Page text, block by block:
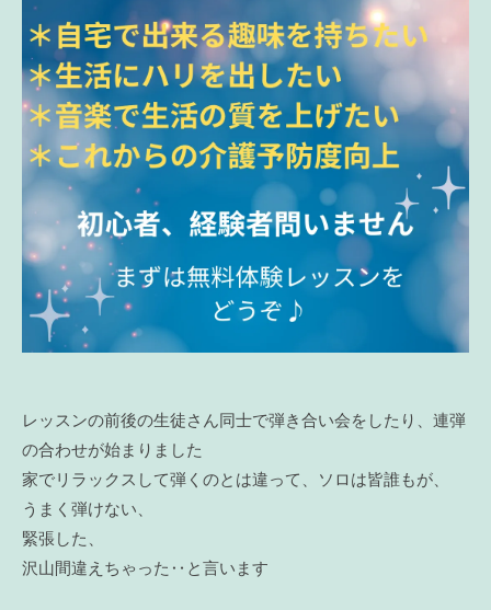
レッスンの前後の生徒さん同士で弾き合い会をしたり、連弾
の合わせが始まりました
家でリラックスして弾くのとは違って、ソロは皆誰もが、
うまく弾けない、
緊張した、
沢山間違えちゃった‥と言います